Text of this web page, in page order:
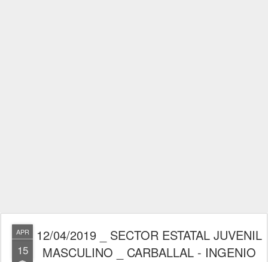
APR
15
12/04/2019 _ SECTOR ESTATAL JUVENIL
MASCULINO _ CARBALLAL - INGENIO